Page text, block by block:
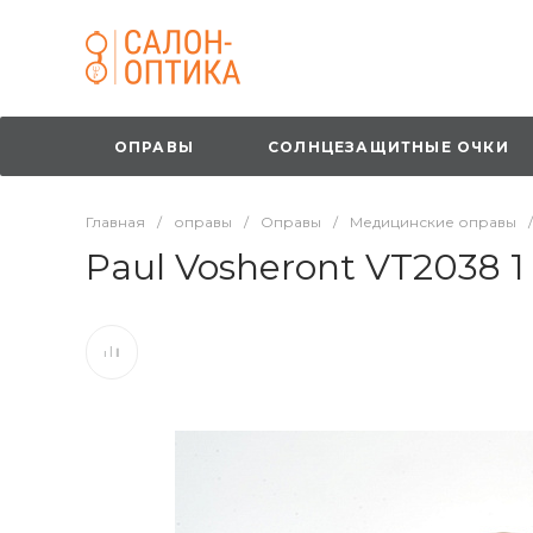
ОПРАВЫ СОЛНЦЕЗАЩИТНЫЕ ОЧКИ
Главная / оправы / Оправы / Медицинские оправы /
Paul Vosheront VT2038 1